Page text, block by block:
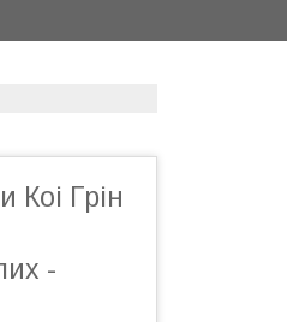
Коі Грін
-